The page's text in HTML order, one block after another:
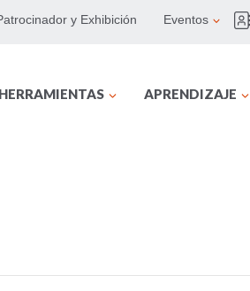
y Exhibición Eventos
APRENDIZAJE